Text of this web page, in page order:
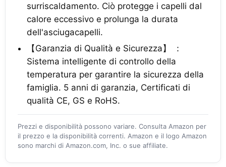
surriscaldamento. Ciò protegge i capelli dal
calore eccessivo e prolunga la durata
dell'asciugacapelli.
【Garanzia di Qualità e Sicurezza】 ：
Sistema intelligente di controllo della
temperatura per garantire la sicurezza della
famiglia. 5 anni di garanzia, Certificati di
qualità CE, GS e RoHS.
Prezzi e disponibilità possono variare. Consulta Amazon per
il prezzo e la disponibilità correnti. Amazon e il logo Amazon
sono marchi di Amazon.com, Inc. o sue affiliate.